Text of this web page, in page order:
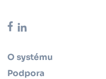
O systému
Podpora